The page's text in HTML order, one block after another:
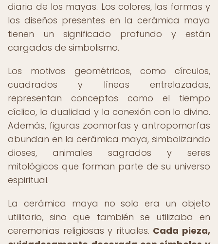
diaria de los mayas. Los colores, las formas y
los diseños presentes en la cerámica maya
tienen un significado profundo y están
cargados de simbolismo.
Los motivos geométricos, como círculos,
cuadrados y líneas entrelazadas,
representan conceptos como el tiempo
cíclico, la dualidad y la conexión con lo divino.
Además, figuras zoomorfas y antropomorfas
abundan en la cerámica maya, simbolizando
dioses, animales sagrados y seres
mitológicos que forman parte de su universo
espiritual.
La cerámica maya no solo era un objeto
utilitario, sino que también se utilizaba en
ceremonias religiosas y rituales. Cada pieza,